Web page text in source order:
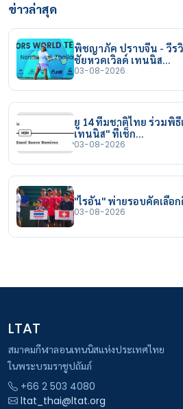
ข่าวล่าสุด
พิชญาภัค ปราบจีน - วีร
ชัยหวดเวิลด์ เทนนิส…
03-08-2026
ยู 14 ทีมชาติไทย ร่วมพิธี
เทนนิส" ที่เช็ก…
03-08-2026
"ไรอัน" พ่ายรอบคัดเลือ
03-08-2026
LTAT
สมาคมกีฬาลอนเทนนิสแห่งประเทศไทย
ในพระบรมราชูปถัมภ์
+66 2 503 4080
ltat_thai@ltat.org